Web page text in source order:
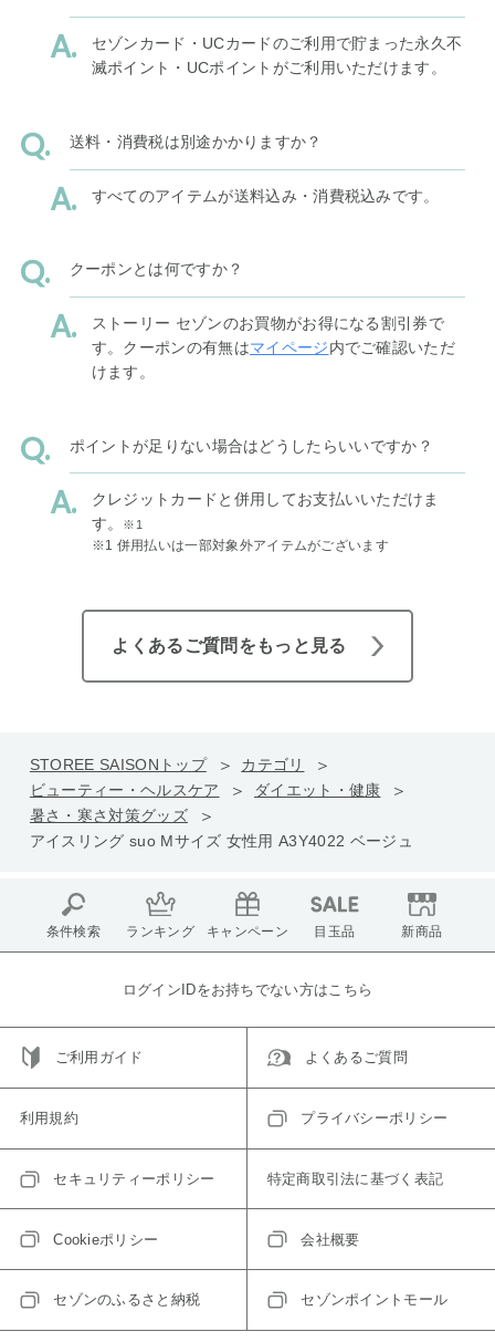
セゾンカード・UCカードのご利用で貯まった永久不
滅ポイント・UCポイントがご利用いただけます。
送料・消費税は別途かかりますか？
すべてのアイテムが送料込み・消費税込みです。
クーポンとは何ですか？
ストーリー セゾンのお買物がお得になる割引券で
す。クーポンの有無はマイページ内でご確認いただ
けます。
ポイントが足りない場合はどうしたらいいですか？
クレジットカードと併用してお支払いいただけま
す。
※1
※1 併用払いは一部対象外アイテムがございます
よくあるご質問をもっと見る
STOREE SAISONトップ
カテゴリ
ビューティー・ヘルスケア
ダイエット・健康
暑さ・寒さ対策グッズ
アイスリング suo Mサイズ 女性用 A3Y4022 ベージュ
条件検索 ランキング キャンペーン 目玉品 新商品
ログインIDをお持ちでない方はこちら
ご利用ガイド よくあるご質問
利用規約 プライバシーポリシー
セキュリティーポリシー 特定商取引法に基づく表記
Cookieポリシー 会社概要
セゾンのふるさと納税 セゾンポイントモール